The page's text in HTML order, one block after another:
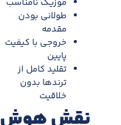
طولانی بودن
مقدمه
خروجی با کیفیت
پایین
تقلید کامل از
ترندها بدون
خلاقیت